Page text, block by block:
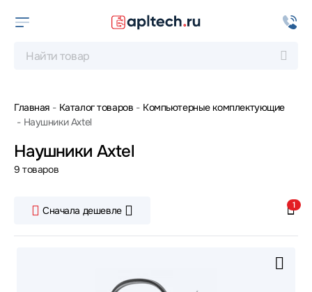
Главная Каталог товаров
Компьютерные комплектующие
Наушники Axtel
Наушники Axtel
9 товаров
Сначала дешевле 1